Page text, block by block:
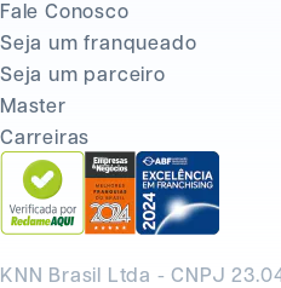
KNN Brasil Ltda - CNPJ
Fale Conosco
Seja um franqueado
Seja um parceiro
Master
Carreiras